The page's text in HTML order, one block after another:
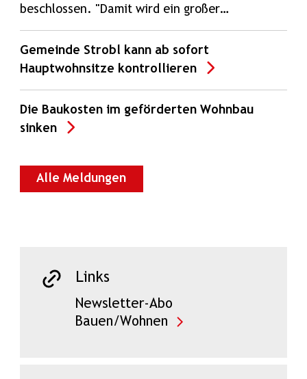
beschlossen. "Damit wird ein großer…
Gemeinde Strobl kann ab sofort
Hauptwohnsitze kontrollieren
Die Baukosten im geförderten Wohnbau
sinken
Alle Meldungen
Links
Newsletter-Abo
Bauen/Wohnen